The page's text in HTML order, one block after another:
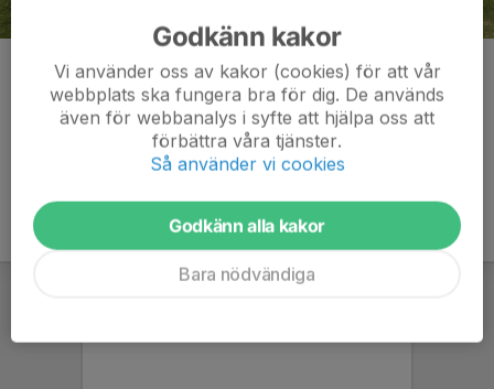
Kommentarer
Godkänn kakor
Vi använder oss av kakor (cookies) för att vår
webbplats ska fungera bra för dig. De används
även för webbanalys i syfte att hjälpa oss att
förbättra våra tjänster.
Så använder vi cookies
Godkänn alla kakor
Bara nödvändiga